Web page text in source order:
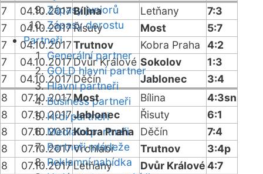
Zápasy juniorů
Zápasy dorostu
Partneři
Generální partner
GOLD hlavní partner
Hlavní partneři
Business partneři
Hrdí partneři
Mediální partneři
Partneři mládeže
Reklamní nabídka
7
04.10.2017Bílina Letňany
7:3
7
04.10.2017Řisuty Most
5:7
7
04.10.2017Trutnov Kobra Praha
4:2
7
04.10.2017Dvůr Králové Sokolov
1:3
7
04.10.2017 Děčín Jablonec
3:4
8
07.10.2017Most Bílina
4:3sn
8
07.10.2017Jablonec Řisuty
6:1
8
07.10.2017Kobra Praha Děčín
7:4
8
07.10.2017Vrchlabí Trutnov
3:4p
8
07.10.2017Letňany Dvůr Králové4:7